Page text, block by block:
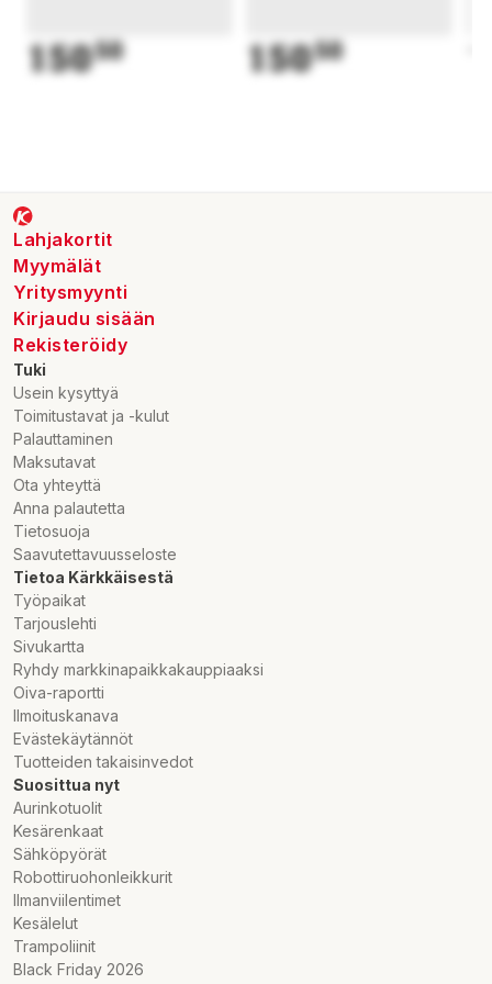
15050 15050
Lahjakortit
Myymälät
Yritysmyynti
Kirjaudu sisään
Rekisteröidy
Tuki
Usein kysyttyä
Toimitustavat ja -kulut
Palauttaminen
Maksutavat
Ota yhteyttä
Anna palautetta
Tietosuoja
Saavutettavuusseloste
Tietoa Kärkkäisestä
Työpaikat
Tarjouslehti
Sivukartta
Ryhdy markkinapaikkakauppiaaksi
Oiva-raportti
Ilmoituskanava
Evästekäytännöt
Tuotteiden takaisinvedot
Suosittua nyt
Aurinkotuolit
Kesärenkaat
Sähköpyörät
Robottiruohonleikkurit
Ilmanviilentimet
Kesälelut
Trampoliinit
Black Friday 2026